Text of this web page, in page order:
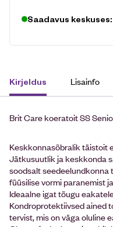
Saadavus keskuses:
Kirjeldus Lisainfo
Brit Care koeratoit SS
Keskkonnasõbralik täistoit
Jätkusuutlik ja keskkonda
soodsalt seedeelundkonna
füüsilise vormi paranemist
Ideaalne igat tõugu
Kondroprotektiivsed ained
tervist, mis on väga oluline